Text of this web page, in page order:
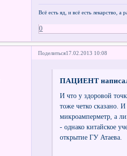
Всё есть яд, и всё есть лекарство,
0
Поделиться17.02.2013 10:08
ПАЦИЕНТ
И что у здоровой
тоже четко сказано.
микроамперметр, а
- однако китайское
открытие ГУ Атаева.